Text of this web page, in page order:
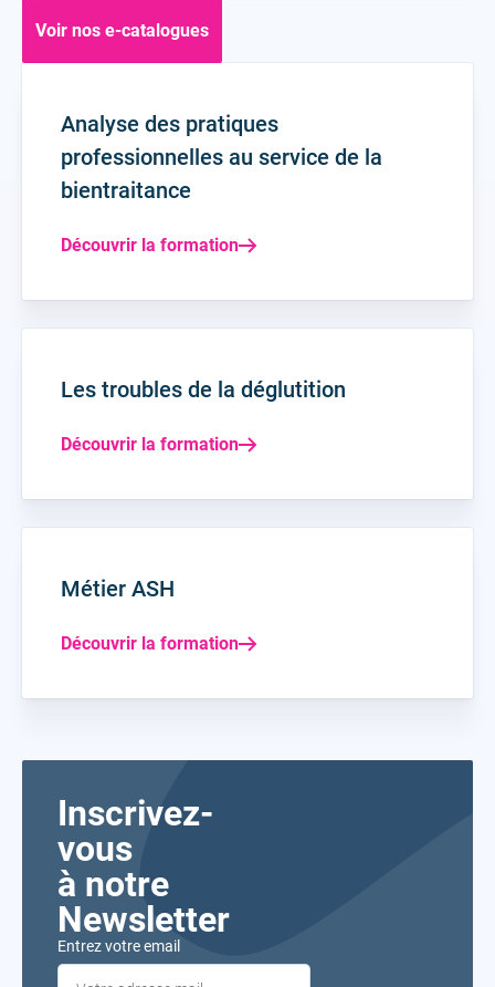
Voir nos e-catalogues
Analyse des pratiques
professionnelles au service de la
bientraitance
Découvrir la formation
Les troubles de la déglutition
Découvrir la formation
Métier ASH
Découvrir la formation
Inscrivez-
vous
à notre
Newsletter
Entrez votre email